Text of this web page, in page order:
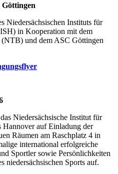
Göttingen
Niedersächsischen Instituts für
in Kooperation mit dem
und dem ASC Göttingen
Niedersächsische Institut für
Hannover auf Einladung der
Räumen am Raschplatz 4 in
international erfolgreiche
Sportler sowie Persönlichkeiten
niedersächsischen Sports auf.